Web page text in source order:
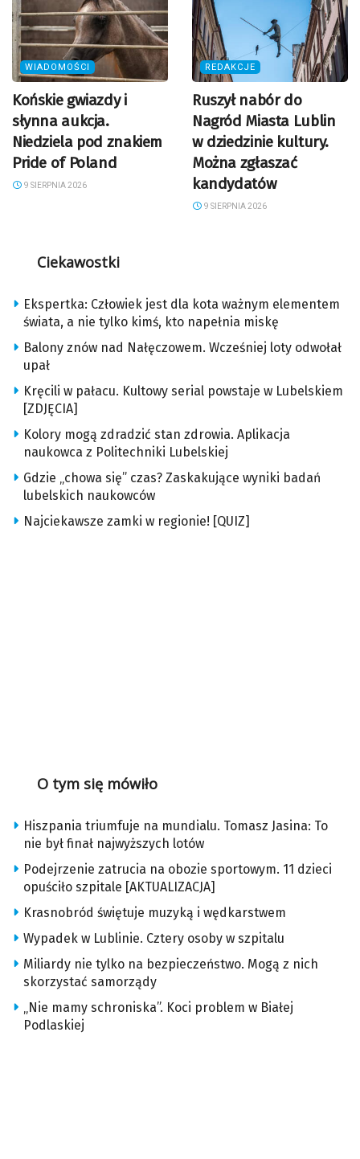
WIADOMOŚCI
Końskie gwiazdy i
słynna aukcja.
Niedziela pod znakiem
Pride of Poland
9 SIERPNIA 2026
REDAKCJE
Ruszył nabór do
Nagród Miasta Lublin
w dziedzinie kultury.
Można zgłaszać
kandydatów
9 SIERPNIA 2026
Ciekawostki
Ekspertka: Człowiek jest dla kota ważnym elementem
świata, a nie tylko kimś, kto napełnia miskę
Balony znów nad Nałęczowem. Wcześniej loty odwołał
upał
Kręcili w pałacu. Kultowy serial powstaje w Lubelskiem
[ZDJĘCIA]
Kolory mogą zdradzić stan zdrowia. Aplikacja
naukowca z Politechniki Lubelskiej
Gdzie „chowa się” czas? Zaskakujące wyniki badań
lubelskich naukowców
Najciekawsze zamki w regionie! [QUIZ]
O tym się mówiło
Hiszpania triumfuje na mundialu. Tomasz Jasina: To
nie był finał najwyższych lotów
Podejrzenie zatrucia na obozie sportowym. 11 dzieci
opuściło szpitale [AKTUALIZACJA]
Krasnobród świętuje muzyką i wędkarstwem
Wypadek w Lublinie. Cztery osoby w szpitalu
Miliardy nie tylko na bezpieczeństwo. Mogą z nich
skorzystać samorządy
„Nie mamy schroniska”. Koci problem w Białej
Podlaskiej